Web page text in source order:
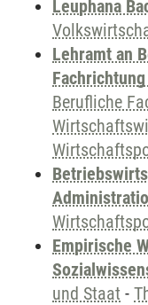
Leuphana
Lehramt an
Berufliche
Empirische
und Staat -